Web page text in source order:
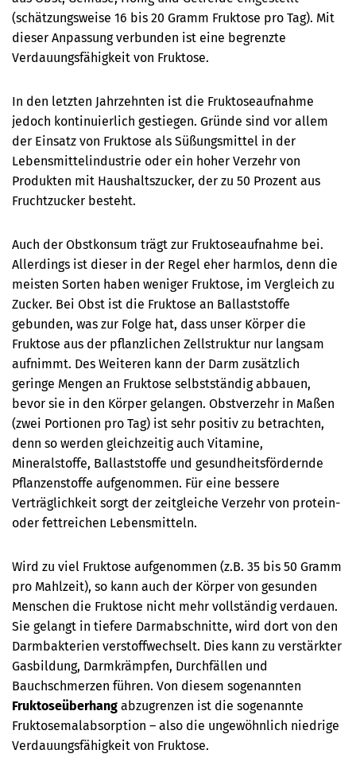
(schätzungsweise 16 bis 20 Gramm Fruktose pro Tag). Mit
dieser Anpassung verbunden ist eine begrenzte
Verdauungsfähigkeit von Fruktose.
In den letzten Jahrzehnten ist die Fruktoseaufnahme
jedoch kontinuierlich gestiegen. Gründe sind vor allem
der Einsatz von Fruktose als Süßungsmittel in der
Lebensmittelindustrie oder ein hoher Verzehr von
Produkten mit Haushaltszucker, der zu 50 Prozent aus
Fruchtzucker besteht.
Auch der Obstkonsum trägt zur Fruktoseaufnahme bei.
Allerdings ist dieser in der Regel eher harmlos, denn die
meisten Sorten haben weniger Fruktose, im Vergleich zu
Zucker. Bei Obst ist die Fruktose an Ballaststoffe
gebunden, was zur Folge hat, dass unser Körper die
Fruktose aus der pflanzlichen Zellstruktur nur langsam
aufnimmt. Des Weiteren kann der Darm zusätzlich
geringe Mengen an Fruktose selbstständig abbauen,
bevor sie in den Körper gelangen. Obstverzehr in Maßen
(zwei Portionen pro Tag) ist sehr positiv zu betrachten,
denn so werden gleichzeitig auch Vitamine,
Mineralstoffe, Ballaststoffe und gesundheitsfördernde
Pflanzenstoffe aufgenommen. Für eine bessere
Verträglichkeit sorgt der zeitgleiche Verzehr von protein-
oder fettreichen Lebensmitteln.
Wird zu viel Fruktose aufgenommen (z.B. 35 bis 50 Gramm
pro Mahlzeit), so kann auch der Körper von gesunden
Menschen die Fruktose nicht mehr vollständig verdauen.
Sie gelangt in tiefere Darmabschnitte, wird dort von den
Darmbakterien verstoffwechselt. Dies kann zu verstärkter
Gasbildung, Darmkrämpfen, Durchfällen und
Bauchschmerzen führen. Von diesem sogenannten
Fruktoseüberhang abzugrenzen ist die sogenannte
Fruktosemalabsorption – also die ungewöhnlich niedrige
Verdauungsfähigkeit von Fruktose.